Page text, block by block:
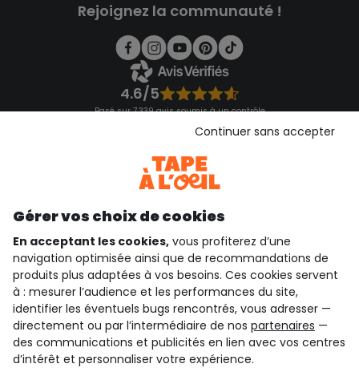
Rejoignez la communauté !
4.6/5
Basé sur 7 339 avis soumis à un contrôle
Consulter les CGU
qui sommes-nous ?
besoin d'aide ?
le club fidélité
notre catalogue
Gérer vos choix de cookies
En acceptant les cookies, vous profiterez d’une
navigation optimisée ainsi que de recommandations de
produits plus adaptées à vos besoins. Ces cookies servent
à : mesurer l’audience et les performances du site,
identifier les éventuels bugs rencontrés, vous adresser —
directement ou par l’intermédiaire de nos partenaires —
des communications et publicités en lien avec vos centres
d’intérêt et personnaliser votre expérience.
Continuer sans accepter